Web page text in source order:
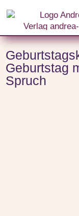
Start Themenwelten/Kerzen
und Spruch
Geburtstag
Spruch